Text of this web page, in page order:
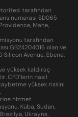
tarafından
numarası SD065
Mahe,
tarafından
GB24204016 olan ve
Silicon Avenue, Ebene,
yüksek kaldıraç
CFD’lerin nasıl
kaybetme yüksek riskini
hizmet
Küba, Sudan,
Ukrayna,